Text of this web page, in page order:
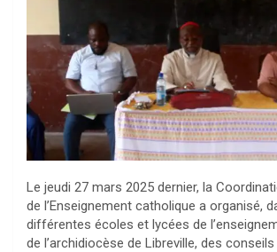
Le jeudi 27 mars 2025 dernier, la
de l’Enseignement catholique a organisé,
différentes écoles et lycées de
de l’archidiocèse de Libreville, des conseils